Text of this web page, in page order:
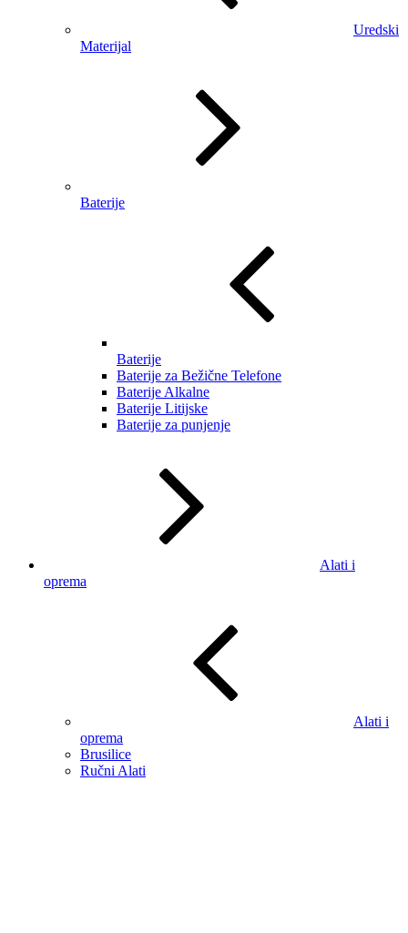
Uredski
Materijal
Baterije
Baterije
Baterije za Bežične Telefone
Baterije Alkalne
Baterije Litijske
Baterije za punjenje
Alati i
oprema
Alati i
oprema
Brusilice
Ručni Alati